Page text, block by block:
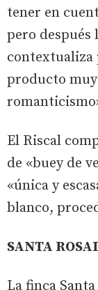
tener en
pero después
contextualiza
producto muy
El Riscal
de «buey de
«única y
blanco,
SANTA
La finca